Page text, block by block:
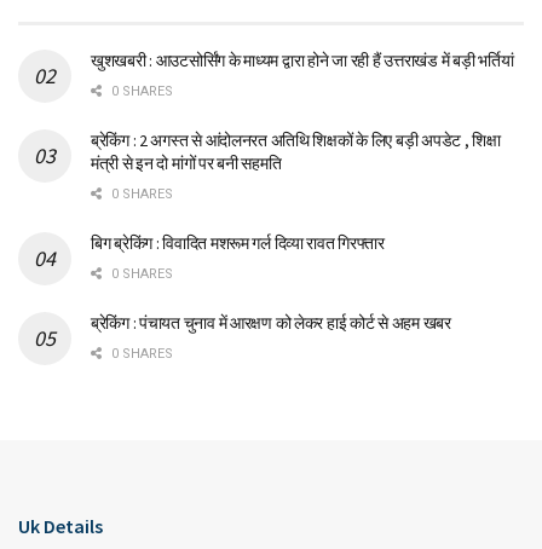
खुशखबरी : आउटसोर्सिंग के माध्यम द्वारा होने जा रही हैं उत्तराखंड में बड़ी भर्तियां
0 SHARES
ब्रेकिंग : 2 अगस्त से आंदोलनरत अतिथि शिक्षकों के लिए बड़ी अपडेट , शिक्षा
मंत्री से इन दो मांगों पर बनी सहमति
0 SHARES
बिग ब्रेकिंग : विवादित मशरूम गर्ल दिव्या रावत गिरफ्तार
0 SHARES
ब्रेकिंग : पंचायत चुनाव में आरक्षण को लेकर हाई कोर्ट से अहम खबर
0 SHARES
Uk Details